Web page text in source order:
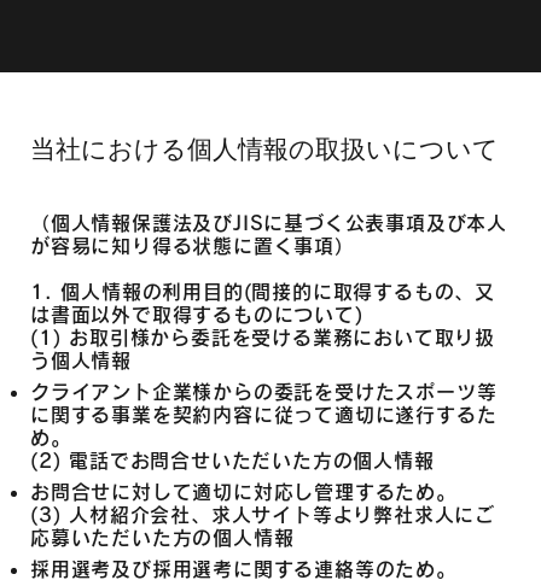
当社における個人情報の取扱いについて
（個人情報保護法及びJISに基づく公表事項及び本人
が容易に知り得る状態に置く事項）
1. 個人情報の利用目的(間接的に取得するもの、又
は書面以外で取得するものについて)
(1) お取引様から委託を受ける業務において取り扱
う個人情報
クライアント企業様からの委託を受けたスポーツ等
に関する事業を契約内容に従って適切に遂行するた
め。
(2) 電話でお問合せいただいた方の個人情報
お問合せに対して適切に対応し管理するため。
(3) 人材紹介会社、求人サイト等より弊社求人にご
応募いただいた方の個人情報
採用選考及び採用選考に関する連絡等のため。